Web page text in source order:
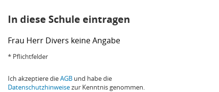
In diese Schule eintragen
Frau Herr Divers keine Angabe
* Pflichtfelder
Ich akzeptiere dieAGB und habe die
Datenschutzhinweisezur Kenntnis genommen.